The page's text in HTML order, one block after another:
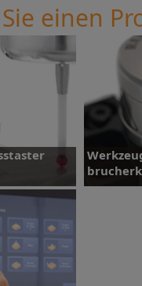
einen